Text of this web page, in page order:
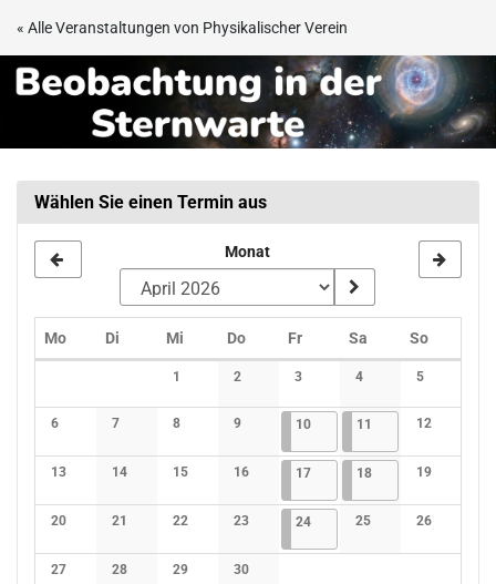
Zum
Inhalt
springen
« Alle Veranstaltungen von Physikalischer Verein
Beobachtungsabend
Sternwarte
Frankfurt
Wählen Sie einen Termin aus
Monat
MoMontag
Di Dienstag
Mi Mittwoch
DoDonnerstag
FrFreitagSa Samstag
SoSonntag
1
Keine Veranstaltungen
2
Keine Veranstaltungen
3
Keine Veranstaltungen
4
Keine Veranstaltungen
5
Keine
6
Keine Veranstaltungen
7
Keine Veranstaltungen
8
Keine Veranstaltungen
9
Keine Veranstaltungen
1010.04.2026
4 Veranstaltungen
11 11.04.2026
3 Veranstaltungen
12
Keine
13
Keine Veranstaltungen
14
Keine Veranstaltungen
15
Keine Veranstaltungen
16
Keine Veranstaltungen
1717.04.2026
4 Veranstaltungen
1818.04.2026
3 Veranstaltungen
19
Keine
20
Keine Veranstaltungen
21
Keine Veranstaltungen
22
Keine Veranstaltungen
23
Keine Veranstaltungen
2424.04.2026
4 Veranstaltungen
25
Keine Veranstaltungen
26
Keine
27 28 29 30